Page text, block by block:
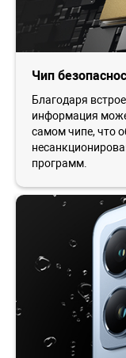
Чип
Благодаря
информация
самом чипе, что
программ.